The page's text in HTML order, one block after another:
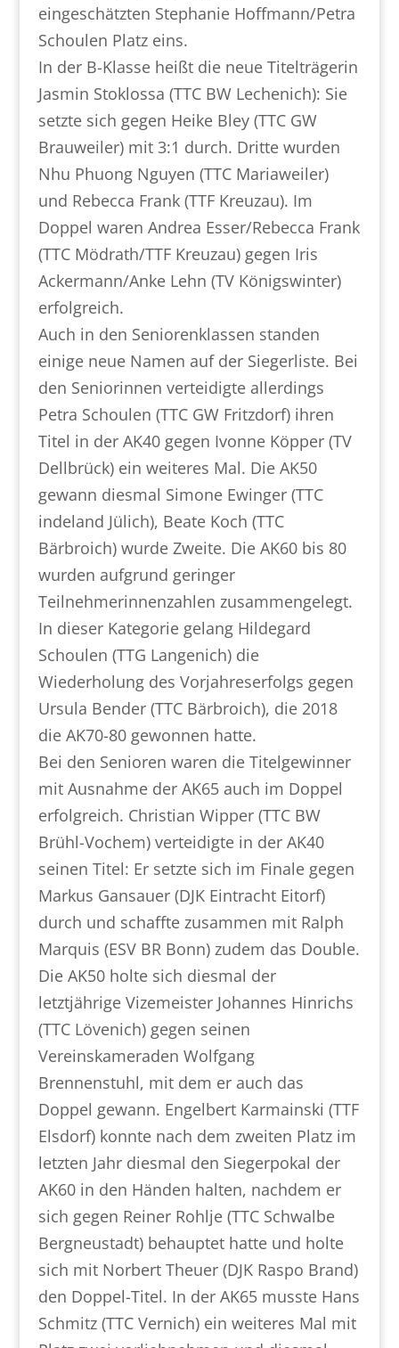
eingeschätzten Stephanie Hoffmann/Petra
Schoulen Platz eins.
In der B-Klasse heißt die neue Titelträgerin
Jasmin Stoklossa (TTC BW Lechenich): Sie
setzte sich gegen Heike Bley (TTC GW
Brauweiler) mit 3:1 durch. Dritte wurden
Nhu Phuong Nguyen (TTC Mariaweiler)
und Rebecca Frank (TTF Kreuzau). Im
Doppel waren Andrea Esser/Rebecca Frank
(TTC Mödrath/TTF Kreuzau) gegen Iris
Ackermann/Anke Lehn (TV Königswinter)
erfolgreich.
Auch in den Seniorenklassen standen
einige neue Namen auf der Siegerliste. Bei
den Seniorinnen verteidigte allerdings
Petra Schoulen (TTC GW Fritzdorf) ihren
Titel in der AK40 gegen Ivonne Köpper (TV
Dellbrück) ein weiteres Mal. Die AK50
gewann diesmal Simone Ewinger (TTC
indeland Jülich), Beate Koch (TTC
Bärbroich) wurde Zweite. Die AK60 bis 80
wurden aufgrund geringer
Teilnehmerinnenzahlen zusammengelegt.
In dieser Kategorie gelang Hildegard
Schoulen (TTG Langenich) die
Wiederholung des Vorjahreserfolgs gegen
Ursula Bender (TTC Bärbroich), die 2018
die AK70-80 gewonnen hatte.
Bei den Senioren waren die Titelgewinner
mit Ausnahme der AK65 auch im Doppel
erfolgreich. Christian Wipper (TTC BW
Brühl-Vochem) verteidigte in der AK40
seinen Titel: Er setzte sich im Finale gegen
Markus Gansauer (DJK Eintracht Eitorf)
durch und schaffte zusammen mit Ralph
Marquis (ESV BR Bonn) zudem das Double.
Die AK50 holte sich diesmal der
letztjährige Vizemeister Johannes Hinrichs
(TTC Lövenich) gegen seinen
Vereinskameraden Wolfgang
Brennenstuhl, mit dem er auch das
Doppel gewann. Engelbert Karmainski (TTF
Elsdorf) konnte nach dem zweiten Platz im
letzten Jahr diesmal den Siegerpokal der
AK60 in den Händen halten, nachdem er
sich gegen Reiner Rohlje (TTC Schwalbe
Bergneustadt) behauptet hatte und holte
sich mit Norbert Theuer (DJK Raspo Brand)
den Doppel-Titel. In der AK65 musste Hans
Schmitz (TTC Vernich) ein weiteres Mal mit